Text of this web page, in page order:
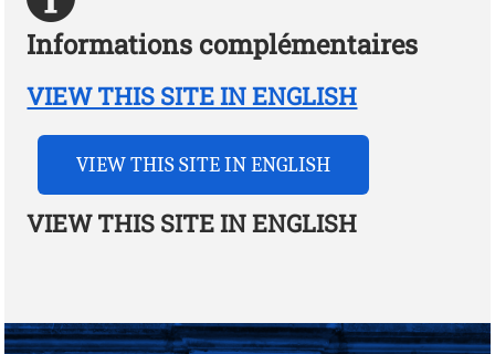
Informations complémentaires
VIEW THIS SITE IN ENGLISH
VIEW THIS SITE IN ENGLISH
VIEW THIS SITE IN ENGLISH